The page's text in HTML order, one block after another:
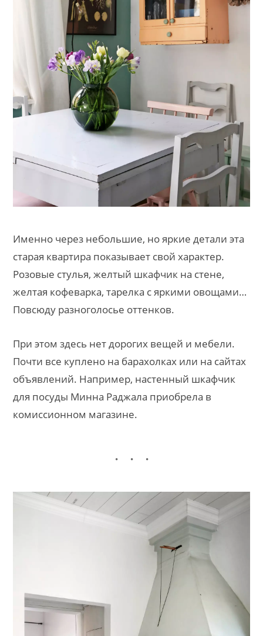
Именно через небольшие, но яркие детали эта
старая квартира показывает свой характер.
Розовые стулья, желтый шкафчик на стене,
желтая кофеварка, тарелка с яркими овощами…
Повсюду разноголосье оттенков.
При этом здесь нет дорогих вещей и мебели.
Почти все куплено на барахолках или на сайтах
объявлений. Например, настенный шкафчик
для посуды Минна Раджала приобрела в
комиссионном магазине.